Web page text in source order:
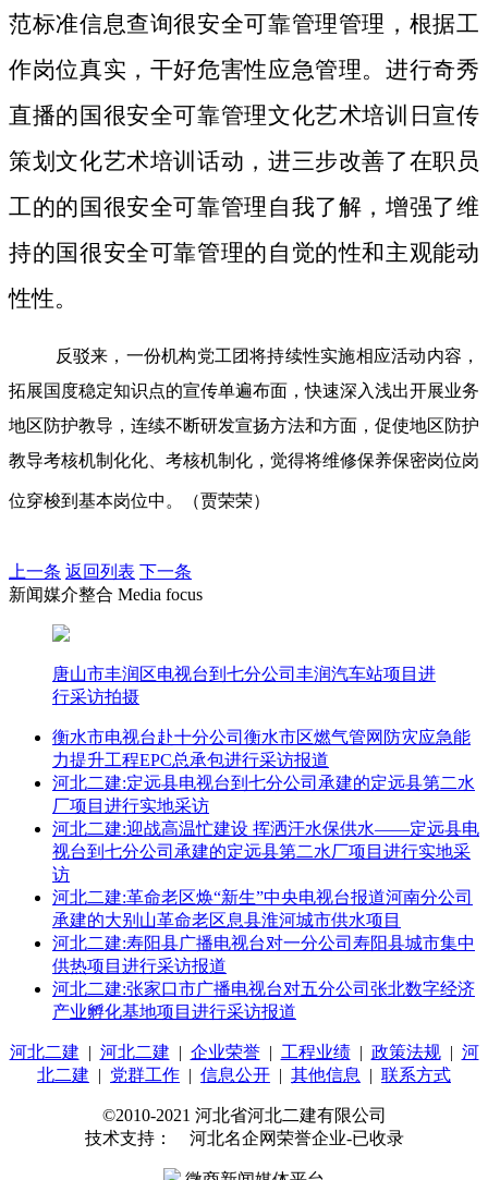
范标准信息查询很安全可靠管理管理，根据工
作岗位真实，干好危害性应急管理。进行奇秀
直播的国很安全可靠管理文化艺术培训日宣传
策划文化艺术培训话动，进三步改善了在职员
工的的国很安全可靠管理自我了解，增强了维
持的国很安全可靠管理的自觉的性和主观能动
性性。
反驳来，一份机构党工团将持续性实施相应活动内容，
拓展国度稳定知识点的宣传单遍布面，快速深入浅出开展业务
地区防护教导，连续不断研发宣扬方法和方面，促使地区防护
教导考核机制化化、考核机制化，觉得将维修保养保密岗位岗
位穿梭到基本岗位中。（贾荣荣）
上一条 返回列表 下一条
新闻媒介整合 Media focus
唐山市丰润区电视台到七分公司丰润汽车站项目进
行采访拍摄
衡水市电视台赴十分公司衡水市区燃气管网防灾应急能
力提升工程EPC总承包进行采访报道
河北二建:定远县电视台到七分公司承建的定远县第二水
厂项目进行实地采访
河北二建:迎战高温忙建设 挥洒汗水保供水——定远县电
视台到七分公司承建的定远县第二水厂项目进行实地采
访
河北二建:革命老区焕“新生”中央电视台报道河南分公司
承建的大别山革命老区息县淮河城市供水项目
河北二建:寿阳县广播电视台对一分公司寿阳县城市集中
供热项目进行采访报道
河北二建:张家口市广播电视台对五分公司张北数字经济
产业孵化基地项目进行采访报道
河北二建 | 河北二建 | 企业荣誉| 工程业绩| 政策法规| 河
北二建 | 党群工作 | 信息公开 | 其他信息 | 联系方式
©2010-2021 河北省河北二建有限公司
技术支持： 河北名企网荣誉企业-已收录